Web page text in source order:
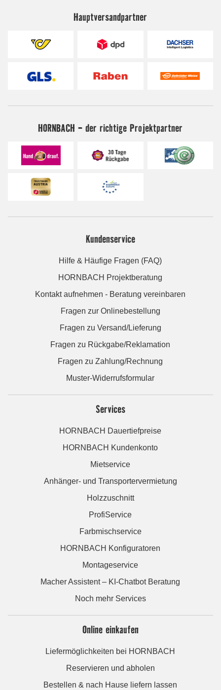
Hauptversandpartner
HORNBACH - der richtige Projektpartner
Kundenservice
Hilfe & Häufige Fragen (FAQ)
HORNBACH Projektberatung
Kontakt aufnehmen - Beratung vereinbaren
Fragen zur Onlinebestellung
Fragen zu Versand/Lieferung
Fragen zu Rückgabe/Reklamation
Fragen zu Zahlung/Rechnung
Muster-Widerrufsformular
Services
HORNBACH Dauertiefpreise
HORNBACH Kundenkonto
Mietservice
Anhänger- und Transportervermietung
Holzzuschnitt
ProfiService
Farbmischservice
HORNBACH Konfiguratoren
Montageservice
Macher Assistent – KI-Chatbot Beratung
Noch mehr Services
Online einkaufen
Liefermöglichkeiten bei HORNBACH
Reservieren und abholen
Bestellen & nach Hause liefern lassen